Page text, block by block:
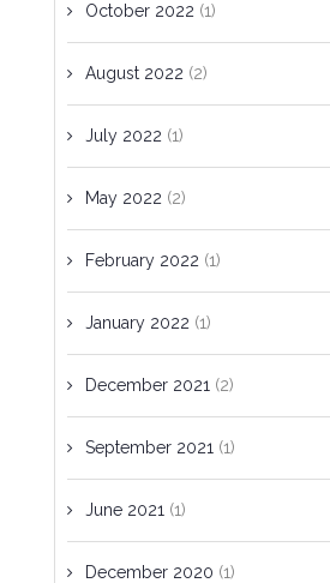
October 2022 (1)
August 2022 (2)
July 2022 (1)
May 2022 (2)
February 2022 (1)
January 2022 (1)
December 2021 (2)
September 2021 (1)
June 2021 (1)
December 2020 (1)